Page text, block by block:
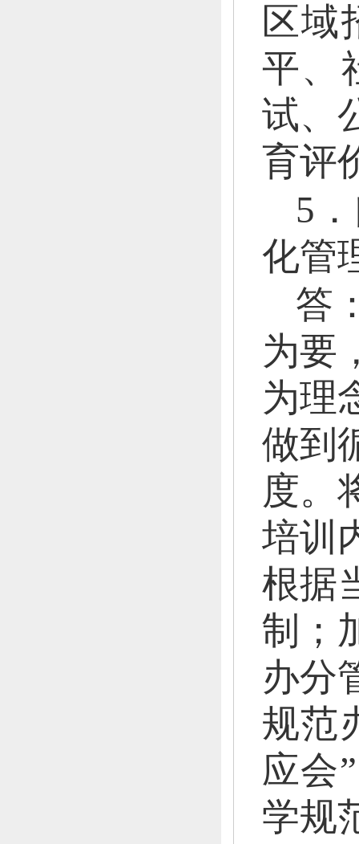
区域
平、
试、
育评
5
化管
答
为要
为理
做到
度。
培训
根据
制；
办分
规范
应会
学规